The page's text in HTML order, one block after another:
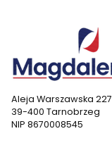
Aleja Warszawska 227
39-400 Tarnobrzeg
NIP 8670008545